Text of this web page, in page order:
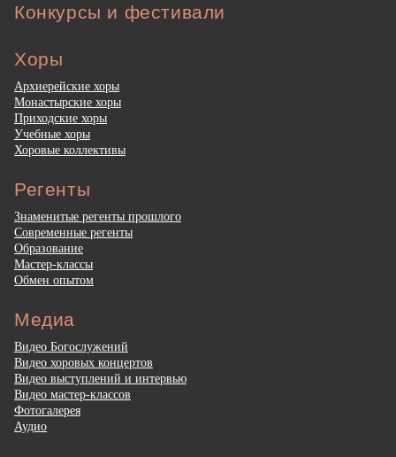
Конкурсы и фестивали
Хоры
Архиерейские хоры
Монастырские хоры
Приходские хоры
Учебные хоры
Хоровые коллективы
Регенты
Знаменитые регенты прошлого
Современные регенты
Образование
Мастер-классы
Обмен опытом
Медиа
Видео Богослужений
Видео хоровых концертов
Видео выступлений и интервью
Видео мастер-классов
Фотогалерея
Аудио